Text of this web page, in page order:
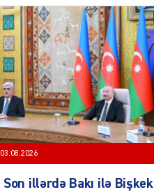
03.08.2026
Son illərdə Bakı ilə Bişkek